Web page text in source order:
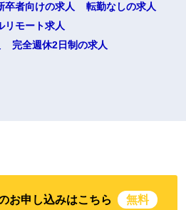
卒者向けの求人
転勤なしの求人
リモート求人
完全週休2日制の求人
お申し込みはこちら 無料